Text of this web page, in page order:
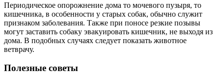
Периодическое опорожнение дома то мочевого пузыря, то
кишечника, в особенности у старых собак, обычно служит
признаком заболевания. Также при поносе резкие позывы
могут заставить собаку эвакуировать кишечник, не выходя из
дома. В подобных случаях следует показать животное
ветврачу.
Полезные советы